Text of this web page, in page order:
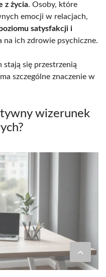
z życia. Osoby, które
emocji w relacjach,
satysfakcji i
na ich zdrowie psychiczne.
stają się przestrzenią
szczególne znaczenie w
wizerunek